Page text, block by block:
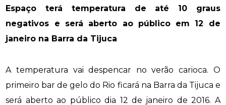
Espaço terá temperatura de até 10 graus
negativos e será aberto ao público em 12 de
janeiro na Barra da Tijuca
A temperatura vai despencar no verão carioca. O
primeiro bar de gelo do Rio ficará na Barra da Tijuca e
será aberto ao público dia 12 de janeiro de 2016. A